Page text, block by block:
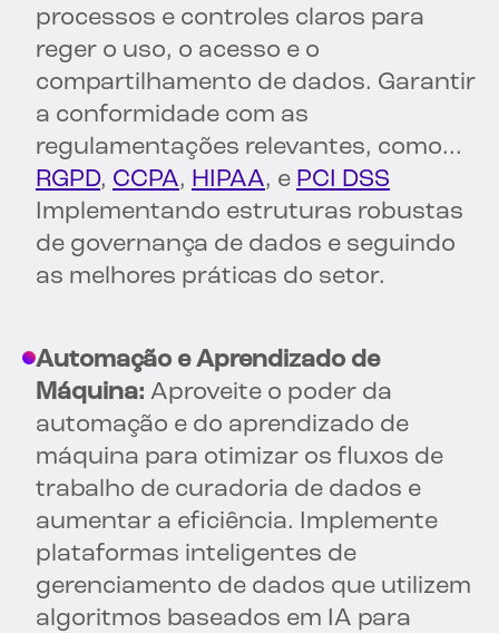
processos e controles claros para
reger o uso, o acesso e o
compartilhamento de dados. Garantir
a conformidade com as
regulamentações relevantes, como...
RGPD, CCPA, HIPAA, e PCI DSS
Implementando estruturas robustas
de governança de dados e seguindo
as melhores práticas do setor.
Automação e Aprendizado de
Máquina: Aproveite o poder da
automação e do aprendizado de
máquina para otimizar os fluxos de
trabalho de curadoria de dados e
aumentar a eficiência. Implemente
plataformas inteligentes de
gerenciamento de dados que utilizem
algoritmos baseados em IA para